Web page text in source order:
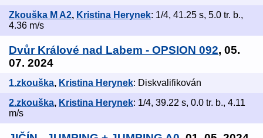
Zkouška M A2, Kristina Herynek: 1/4, 41.25 s, 5.0 tr. b.,
4.36 m/s
Dvůr Králové nad Labem - OPSION 092, 05.
07. 2024
1.zkouška, Kristina Herynek: Diskvalifikován
2.zkouška, Kristina Herynek: 1/4, 39.22 s, 0.0 tr. b., 4.11
m/s